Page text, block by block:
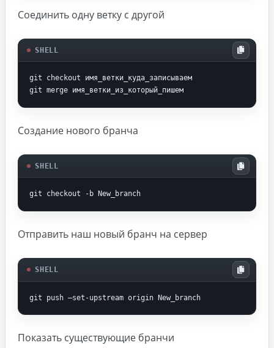
Соединить одну ветку с другой
SHELL
git checkout имя_ветки_куда_записываем
git merge имя_ветки_из_который_пишем
Создание нового бранча
SHELL
git checkout -b New_branch
Отправить наш новый бранч на сервер
SHELL
git push —set-upstream origin New_branch
Показать существующие бранчи